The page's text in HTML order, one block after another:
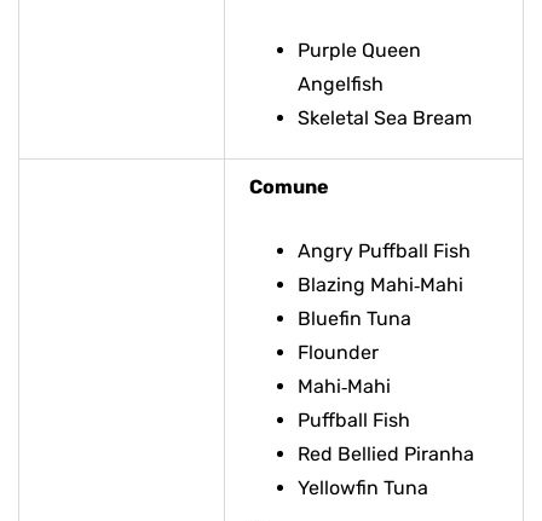
Purple Queen
Angelfish
Skeletal Sea Bream
Comune
Angry Puffball Fish
Blazing Mahi‑Mahi
Bluefin Tuna
Flounder
Mahi‑Mahi
Puffball Fish
Red Bellied Piranha
Yellowfin Tuna